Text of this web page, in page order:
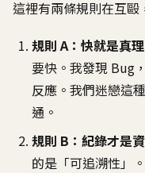
這裡有兩條規則在互毆
規則 A：快就是真
要快。我發現 Bug
反應。我們迷戀這
通。
規則 B：紀錄才是
的是「可追溯性」